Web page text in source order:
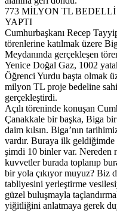
773 MİLYON TL
YAPTI
Cumhurbaşkanı Recep
törenlerine katılmak üzere
Meydanında gerçekleşen
Yenice Doğal Gaz, 1002
Öğrenci Yurdu başta olmak
milyon TL proje bedeline
gerçekleştirdi.
Açılı töreninde konuşan
Çanakkale bir başka, Biga
daim kılsın. Biga’nın
vardır. Buraya ilk geldiğimde
şimdi 10 binler var. Nereden
kuvvetler burada toplanıp
bir yola çıkıyor muyuz? Biz
tabliyesini yerleştirme
güzel buluşmayla
yiğitliğini anlatmaya gerek